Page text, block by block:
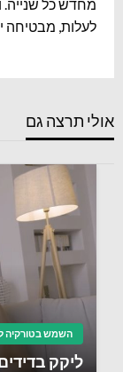
מחדש כל
לעלות, מבטיחה
אולי תרצה גם
השמש בטורקיה
ליקק